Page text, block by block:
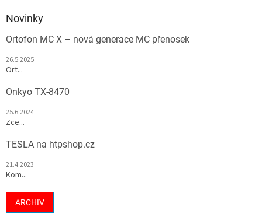
Novinky
Ortofon MC X – nová generace MC přenosek
26.5.2025
Ort...
Onkyo TX-8470
25.6.2024
Zce...
TESLA na htpshop.cz
21.4.2023
Kom...
ARCHIV